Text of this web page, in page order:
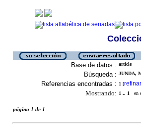
Base de datos : article
Búsqueda : JUNDA,
Referencias encontradas : 1 [refinar
Mostrando: 1 .. 1 en
página 1 de 1